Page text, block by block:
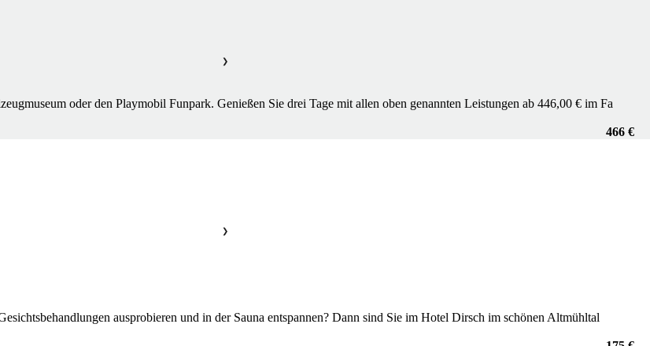
oder den Playmobil Funpark. Genießen Sie drei Tage mit allen oben genannten Leistungen ab 446,00 € im Fa
466 €
ausprobieren und in der Sauna entspannen? Dann sind Sie im Hotel Dirsch im schönen Altmühltal
❯
❯